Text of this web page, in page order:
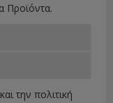
Προϊόντα.
και την πολιτική